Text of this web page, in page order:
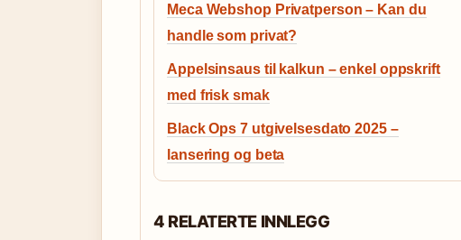
Meca Webshop Privatperson – Kan du
handle som privat?
Appelsinsaus til kalkun – enkel oppskrift
med frisk smak
Black Ops 7 utgivelsesdato 2025 –
lansering og beta
4 RELATERTE INNLEGG